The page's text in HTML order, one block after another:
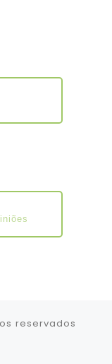
reservados